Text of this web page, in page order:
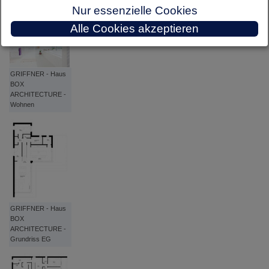
GRIFFNER - Haus
BOX
ARCHITECTURE -
Wohnen
GRIFFNER - Haus
BOX
ARCHITECTURE -
Grundriss EG
Nur essenzielle Cookies
Alle Cookies akzeptieren